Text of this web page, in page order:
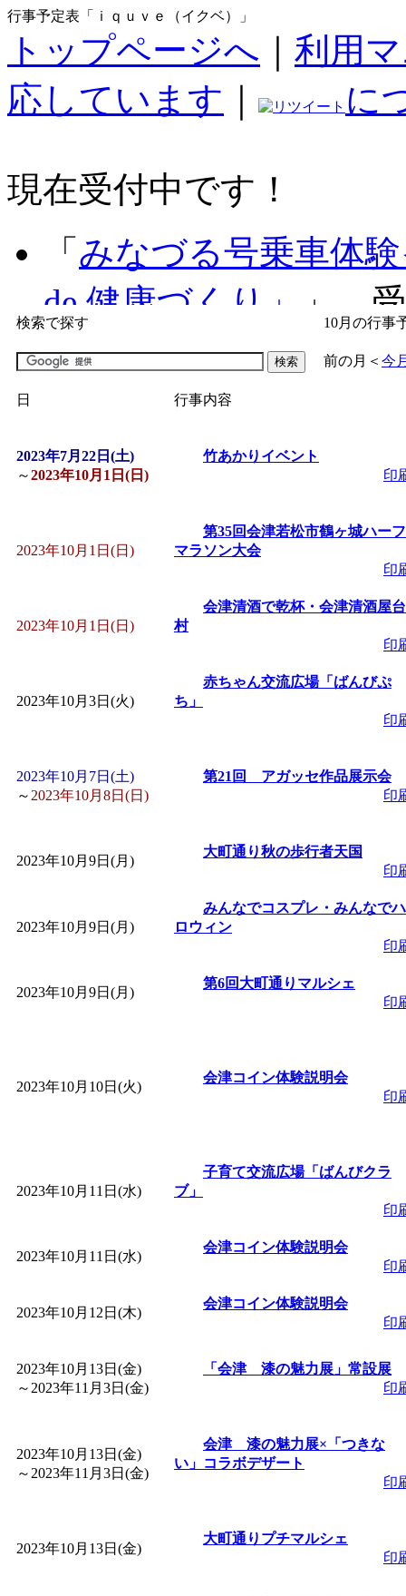
行事予定表「ｉｑｕｖｅ（イクベ）」
トップページへ
利用
応しています
に
現在受付中です！
「 みなづる号乗車体
de 健康づくり」
」 受
「子育て交流広場「
間：2026/07/09～
「皆鶴姫のこびる塾
「子育て講座「ばん
2026/07/10～2026/08/
「子育て交流広場「
間：2026/07/13～2026/
間：2026/08/10～2026/
赤ちゃん子育て講
付期間：2026/08/10～
「赤ちゃん子育て講
付期間：2026/08/10～
レクリエーション 障
「皆鶴姫のこびる塾
」 受付期間：～
子育て交流広場「
間：2026/08/10～2026/
「赤ちゃん交流広場
間：2026/08/10～
「みなづる号乗車体
de 健康づくり」」 受
堂島地区歴史ウオ
検索で探す 10月の行事
前の月 ＜ 今
日 行事内容
2023年7月22日(土)
～2023年10月1日(日)
竹あかりイベント
印
2023年10月1日(日)
第35回会津若松市鶴ヶ城ハーフ
マラソン大会
印
2023年10月1日(日)
会津清酒で乾杯・会津清酒屋台
村
印
2023年10月3日(火)
赤ちゃん交流広場「ばんびぷ
ち」
印
2023年10月7日(土)
～ 2023年10月8日(日)
第21回 アガッセ作品展示会
印
2023年10月9日(月)
大町通り秋の歩行者天国
印
2023年10月9日(月)
みんなでコスプレ・みんなでハ
ロウィン
印
2023年10月9日(月)
第6回大町通りマルシェ
印
2023年10月10日(火)
会津コイン体験説明会
印
2023年10月11日(水)
子育て交流広場「ばんびクラ
ブ」
印
2023年10月11日(水)
会津コイン体験説明会
印
2023年10月12日(木)
会津コイン体験説明会
印
2023年10月13日(金)
～ 2023年11月3日(金)
「会津 漆の魅力展」常設展
印
2023年10月13日(金)
～ 2023年11月3日(金)
会津 漆の魅力展×「つきな
い」コラボデザート
印
2023年10月13日(金)
大町通りプチマルシェ
印